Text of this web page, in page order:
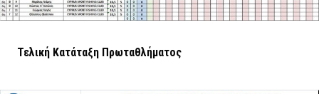
Τελική Κατάταξη Πρωταθλήματος